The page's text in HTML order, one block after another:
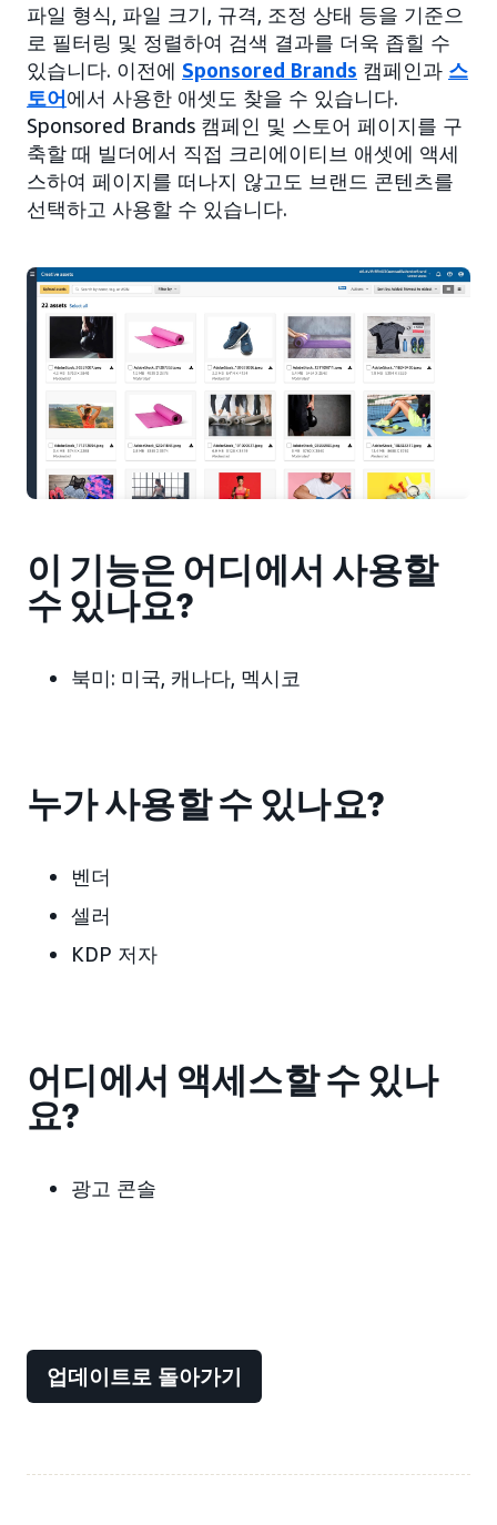
파일 형식, 파일 크기, 규격, 조정 상태 등을 기준으
로 필터링 및 정렬하여 검색 결과를 더욱 좁힐 수
있습니다. 이전에 Sponsored Brands 캠페인과 스
토어에서 사용한 애셋도 찾을 수 있습니다.
Sponsored Brands 캠페인 및 스토어 페이지를 구
축할 때 빌더에서 직접 크리에이티브 애셋에 액세
스하여 페이지를 떠나지 않고도 브랜드 콘텐츠를
선택하고 사용할 수 있습니다.
이 기능은 어디에서 사용할
수 있나요?
북미: 미국, 캐나다, 멕시코
누가 사용할 수 있나요?
벤더
셀러
KDP 저자
어디에서 액세스할 수 있나
요?
광고 콘솔
업데이트로 돌아가기